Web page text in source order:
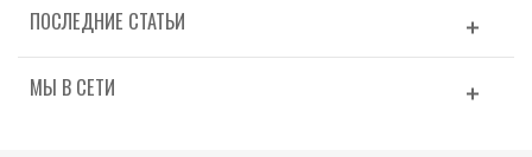
ПОСЛЕДНИЕ СТАТЬИ
МЫ В СЕТИ